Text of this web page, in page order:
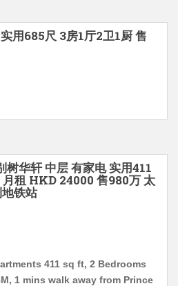
用685尺 3房1厅2卫1厨 售
树华轩 中层 有家电 实用411
月租 HKD 24000 售980万 太
铁站
411 sq ft, 2 Bedrooms
1 mins walk away from Prince